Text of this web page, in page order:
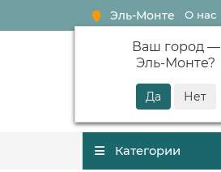
Эль-Монте
Ваш город —
Эль-Монте?
О нас
Категории